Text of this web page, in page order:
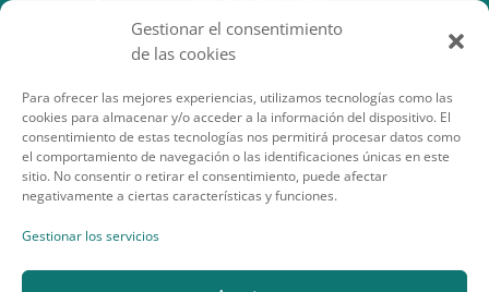
Gestionar el consentimiento
de las cookies
Para ofrecer las mejores experiencias, utilizamos tecnologías como las
cookies para almacenar y/o acceder a la información del dispositivo. El
consentimiento de estas tecnologías nos permitirá procesar datos como
el comportamiento de navegación o las identificaciones únicas en este
sitio. No consentir o retirar el consentimiento, puede afectar
negativamente a ciertas características y funciones.
Gestionar los servicios
SECCIONES DE INTERÉS